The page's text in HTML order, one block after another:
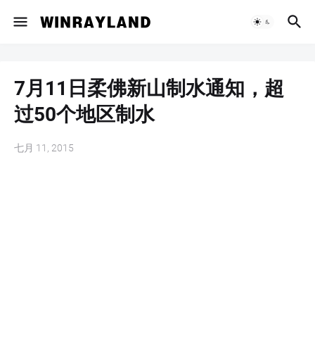
7月11日柔佛新山制水通知，超
过50个地区制水
七月 11, 2015